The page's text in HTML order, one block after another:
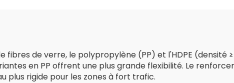
de verre, le polypropylène (PP) et l'HDPE (densité ≥
en PP offrent une plus grande flexibilité. Le
plus rigide pour les zones à fort trafic.